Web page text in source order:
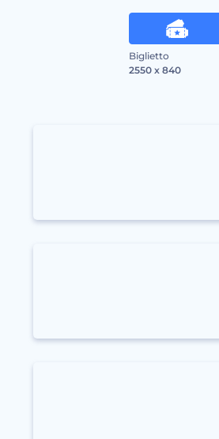
Biglietto
2550 x 840